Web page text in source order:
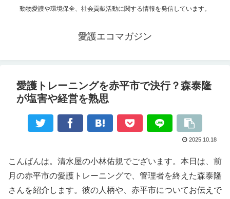
動物愛護や環境保全、社会貢献活動に関する情報を発信しています。
愛護エコマガジン
愛護トレーニングを赤平市で決行？森泰隆
が塩害や経営を熟思
2025.10.18
こんばんは。清水屋の小林佑規でございます。本日は、前
月の赤平市の愛護トレーニングで、管理者を終えた森泰隆
さんを紹介します。彼の人柄や、赤平市についてお伝えで